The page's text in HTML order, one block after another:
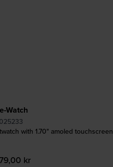
Watch
025233
with 1.70" amoled touchscreen
kr